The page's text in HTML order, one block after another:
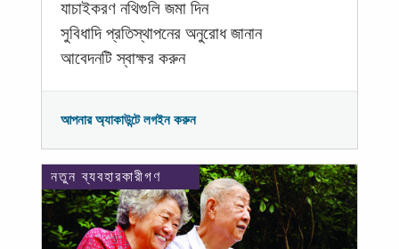
যাচাইকরণ নথিগুলি জমা দিন
সুবিধাদি প্রতিস্থাপনের অনুরোধ জানান
আবেদনটি স্বাক্ষর করুন
আপনার অ্যাকাউন্টে লগইন করুন
নতুন ব্যবহারকারীগণ